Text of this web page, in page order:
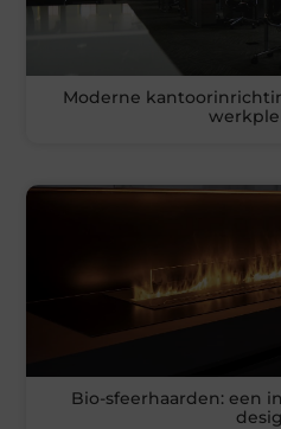
Moderne
Bio-sfeerhaarden: een